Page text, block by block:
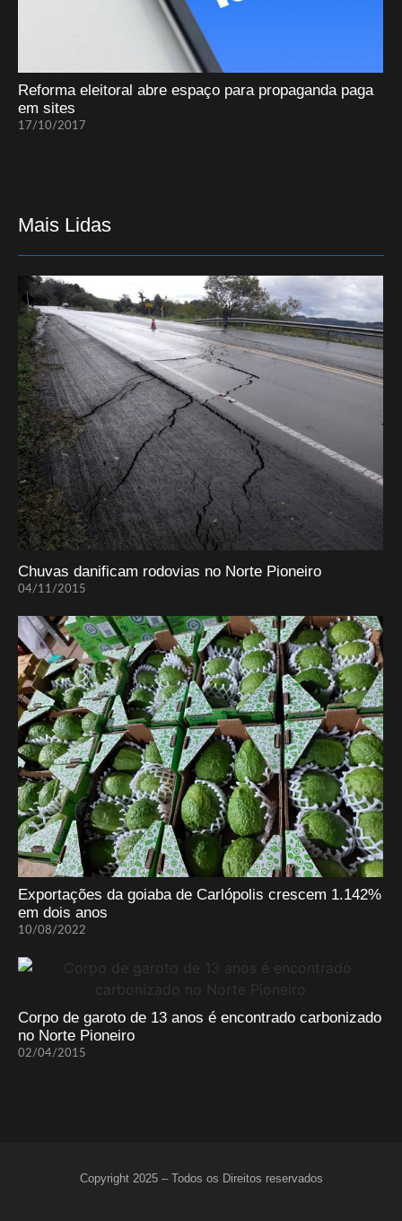
Reforma eleitoral abre espaço para propaganda paga
em sites
17/10/2017
Mais Lidas
Chuvas danificam rodovias no Norte Pioneiro
04/11/2015
Exportações da goiaba de Carlópolis crescem 1.142%
em dois anos
10/08/2022
Corpo de garoto de 13 anos é encontrado carbonizado
no Norte Pioneiro
02/04/2015
Copyright 2025 – Todos os Direitos reservados